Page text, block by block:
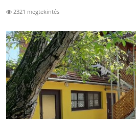
2321 megtekintés